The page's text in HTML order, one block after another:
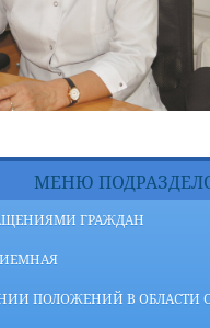
МЕНЮ
ГРАЖДАН
ПОЛОЖЕНИЙ В ОБЛАСТИ